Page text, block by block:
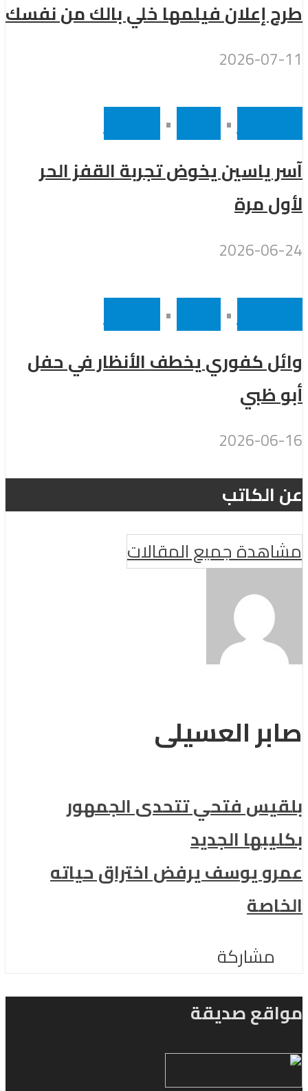
طرح إعلان فيلمها خلي بالك من نفسك
2026-07-11
•
•
آسر ياسين يخوض تجربة القفز الحر
لأول مرة
2026-06-24
•
•
وائل كفوري يخطف الأنظار في حفل
أبو ظبي
2026-06-16
عن الكاتب
مشاهدة جميع المقالات
صابر العسيلى
بلقيس فتحي تتحدى الجمهور
بكليبها الجديد
عمرو يوسف يرفض اختراق حياته
الخاصة
مشاركة
مواقع صديقة